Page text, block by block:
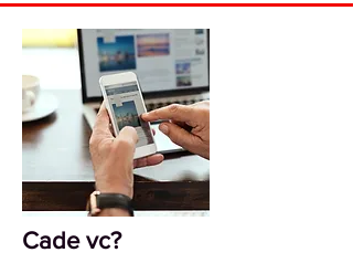
Cade vc?